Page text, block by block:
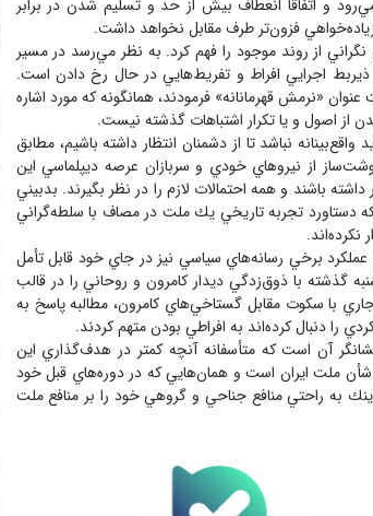
و اتفاقاً انعطاف بيش از حد و تسليم شدن در برابر
فزون‌تر طرف مقابل نخواهد داشت.
از روند موجود را فهم كرد. به نظر مي‌رسد در مسير
اجرايي افراط و تفريط‌هايي در حال رخ دادن است.
«نرمش قهرمانانه» فرمودند، همانگونه كه مورد اشاره
از اصول و يا تكرار اشتباهات گذشته نيست.
نباشد تا از دشمنان انتظار داشته باشيم، مطابق
از نيروهاي خودي و سربازان عرصه ديپلماسي اين
باشند و همه احتمالات لازم را در نظر بگيرند. بدبيني
دستاورد تجربه تاريخي يك ملت در مصاف با سلطه‌گراني
عملكرد برخي رسانه‌هاي سياسي نيز در جاي خود قابل تأمل
گذشته با ذوق‌زدگي ديدار كامرون و روحاني را در قالب
با سكوت مقابل گستاخي‌هاي كامرون، مطالبه پاسخ به
را دنبال كرده‌اند به افراطي بودن متهم كردند.
آن است كه متأسفانه آنچه كمتر در هدف‌گذاري اين
شأن ملت ايران است و همان‌هايي كه در دوره‌هاي قبل خود
اينك به راحتي منافع جناحي و گروهي خود را بر منافع ملت